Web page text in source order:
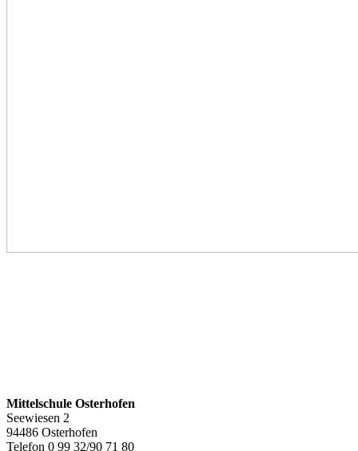
Mittelschule Osterhofen
Seewiesen 2
94486 Osterhofen
Telefon 0 99 32/90 71 80